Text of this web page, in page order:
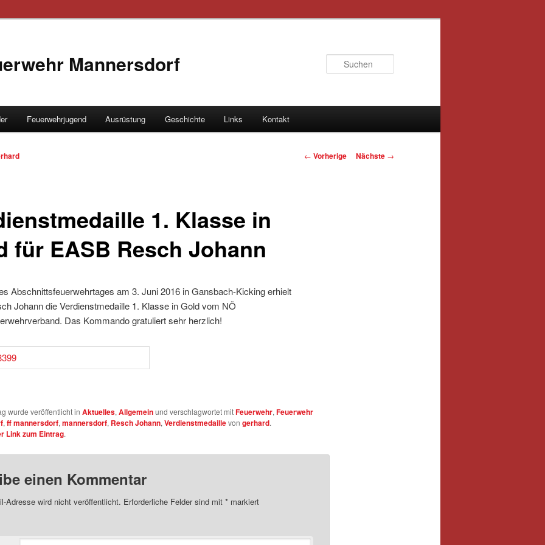
Mannersdorf
Feuerwehrjugend Ausrüstung Geschichte Links Kontakt
Artikelnavigation
← Vorherige Nächste →
1. Klasse in
für EASB Resch Johann
Abschnittsfeuerwehrtages am 3. Juni 2016 in Gansbach-Kicking erhielt
Johann die Verdienstmedaille 1. Klasse in Gold vom NÖ
Das Kommando gratuliert sehr herzlich!
wurde veröffentlicht in Aktuelles,Allgemeinund verschlagwortet mitFeuerwehr,Feuerwehr
,ff mannersdorf,mannersdorf, Resch Johann,Verdienstmedaillevon gerhard.
Link zum Eintrag.
einen Kommentar
Adresse wird nicht veröffentlicht. Erforderliche Felder sind mit *markiert